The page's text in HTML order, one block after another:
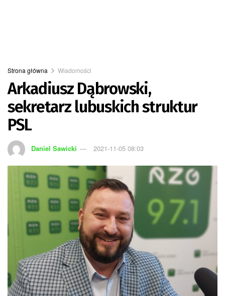
Strona główna Wiadomości
Arkadiusz Dąbrowski,
sekretarz lubuskich struktur
PSL
Daniel Sawicki 2021-11-05 08:03